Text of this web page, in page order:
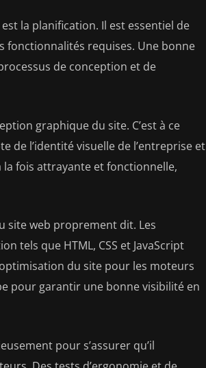
la planification. Il est essentiel de
fonctionnalités requises. Une bonne
de conception et de
graphique du site. C’est à ce
de l’identité visuelle de l’entreprise et
fois attrayante et fonctionnelle,
site web proprement dit. Les
tels que HTML, CSS et JavaScript
du site pour les moteurs
pour garantir une bonne visibilité en
pour s’assurer qu’il